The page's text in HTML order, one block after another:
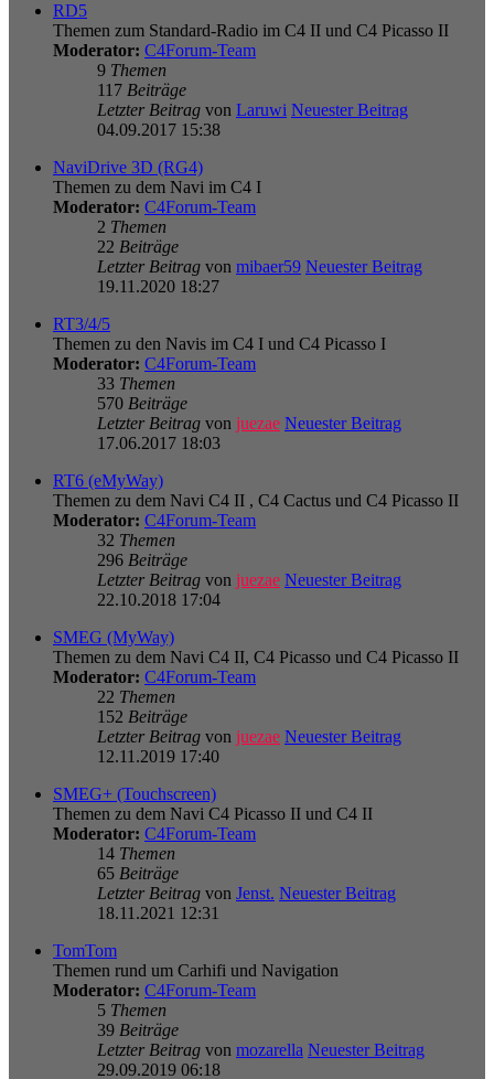
RD5
Themen zum Standard-Radio im C4 II und C4 Picasso II
Moderator: C4Forum-Team
9 Themen
117 Beiträge
Letzter Beitrag von Laruwi Neuester Beitrag
04.09.2017 15:38
NaviDrive 3D (RG4)
Themen zu dem Navi im C4 I
Moderator: C4Forum-Team
2 Themen
22 Beiträge
Letzter Beitrag von mibaer59 Neuester Beitrag
19.11.2020 18:27
RT3/4/5
Themen zu den Navis im C4 I und C4 Picasso I
Moderator: C4Forum-Team
33 Themen
570 Beiträge
Letzter Beitrag von juezae Neuester Beitrag
17.06.2017 18:03
RT6 (eMyWay)
Themen zu dem Navi C4 II , C4 Cactus und C4 Picasso II
Moderator: C4Forum-Team
32 Themen
296 Beiträge
Letzter Beitrag von juezae Neuester Beitrag
22.10.2018 17:04
SMEG (MyWay)
Themen zu dem Navi C4 II, C4 Picasso und C4 Picasso II
Moderator: C4Forum-Team
22 Themen
152 Beiträge
Letzter Beitrag von juezae Neuester Beitrag
12.11.2019 17:40
SMEG+ (Touchscreen)
Themen zu dem Navi C4 Picasso II und C4 II
Moderator: C4Forum-Team
14 Themen
65 Beiträge
Letzter Beitrag von Jenst. Neuester Beitrag
18.11.2021 12:31
TomTom
Themen rund um Carhifi und Navigation
Moderator: C4Forum-Team
5 Themen
39 Beiträge
Letzter Beitrag von mozarella Neuester Beitrag
29.09.2019 06:18